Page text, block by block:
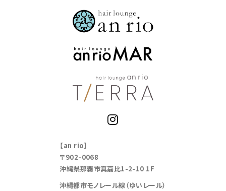
【an rio】
〒902-0068
沖縄県那覇市真嘉比1-2-10 1F
沖縄都市モノレール線（ゆいレール）